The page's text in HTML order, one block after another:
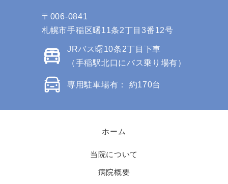
〒006-0841
札幌市手稲区曙11条2丁目3番12号
JRバス曙10条2丁目下車
（手稲駅北口にバス乗り場有）
専用駐車場有： 約170台
ホーム
当院について
病院概要